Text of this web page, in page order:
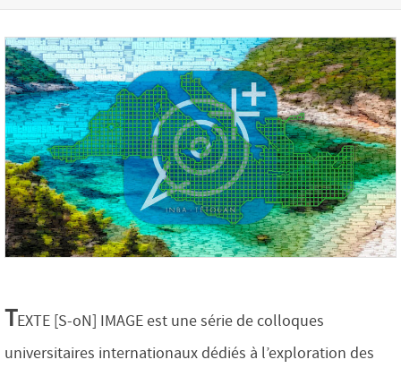
TEXTE [S-oN] IMAGE est une série de colloques
universitaires internationaux dédiés à l’exploration des